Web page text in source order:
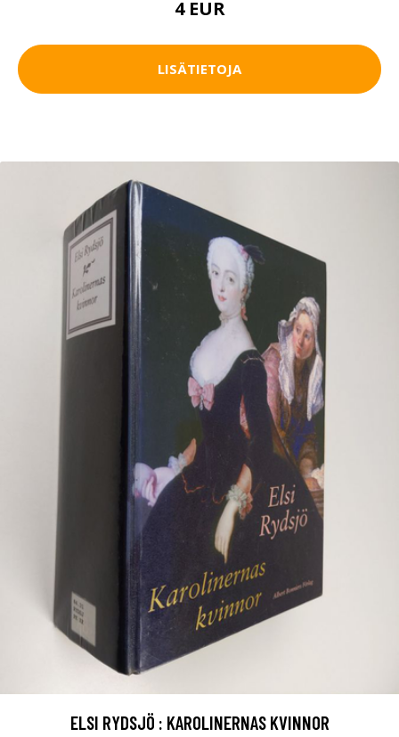
4 EUR
LISÄTIETOJA
ELSI RYDSJÖ : KAROLINERNAS KVINNOR